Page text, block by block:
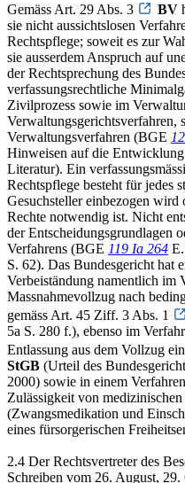
Gemäss Art. 29 Abs. 3 BV
sie nicht aussichtslosen
Rechtspflege; soweit es zur
sie ausserdem Anspruch auf
der Rechtsprechung des
verfassungsrechtliche
Zivilprozess sowie im
Verwaltungsgerichtsverfahren,
Verwaltungsverfahren (BGE
Hinweisen auf die
Literatur). Ein
Rechtspflege besteht für jedes
Gesuchsteller einbezogen wird
Rechte notwendig ist. Nicht
der Entscheidungsgrundlagen
Verfahrens (BGE 119 Ia 264
S. 62). Das Bundesgericht hat
Verbeiständung namentlich im
Massnahmevollzug nach
gemäss Art. 45 Ziff. 3 Abs. 1
5a S. 280 f.), ebenso im
Entlassung aus dem Vollzug
StGB (Urteil des
2000) sowie in einem
Zulässigkeit von
(Zwangsmedikation und
eines fürsorgerischen
2.4 Der Rechtsvertreter des
Schreiben vom 26. August,